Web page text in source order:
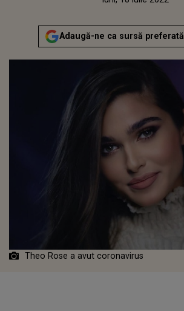
Adaugă-ne ca sursă
Theo Rose a avut coronavirus